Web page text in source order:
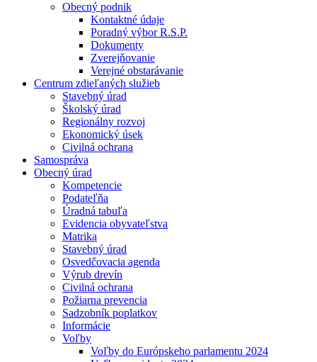
Obecný podnik
Kontaktné údaje
Poradný výbor R.S.P.
Dokumenty
Zverejňovanie
Verejné obstarávanie
Centrum zdieľaných služieb
Stavebný úrad
Školský úrad
Regionálny rozvoj
Ekonomický úsek
Civilná ochrana
Samospráva
Obecný úrad
Kompetencie
Podateľňa
Úradná tabuľa
Evidencia obyvateľstva
Matrika
Stavebný úrad
Osvedčovacia agenda
Výrub drevín
Civilná ochrana
Požiarna prevencia
Sadzobník poplatkov
Informácie
Voľby
Voľby do Európskeho parlamentu 2024